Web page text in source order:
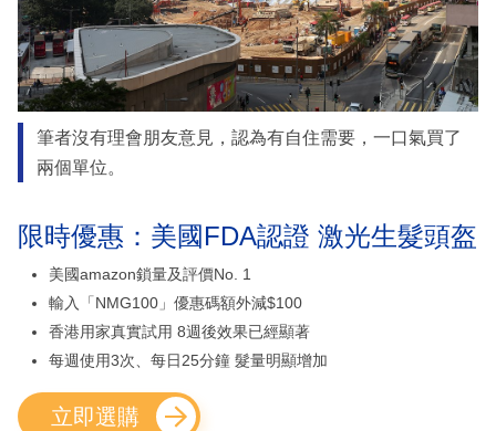
筆者沒有理會朋友意見，認為有自住需要，一口氣買了
兩個單位。
限時優惠：美國FDA認證 激光生髮頭盔
美國amazon鎖量及評價No. 1
輸入「NMG100」優惠碼額外減$100
香港用家真實試用 8週後效果已經顯著
每週使用3次、每日25分鐘 髮量明顯增加
立即選購